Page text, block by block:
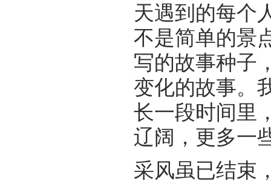
天遇到的每个
不是简单的景
写的故事种子
变化的故事。
长一段时间里
辽阔，更多一
采风虽已结束